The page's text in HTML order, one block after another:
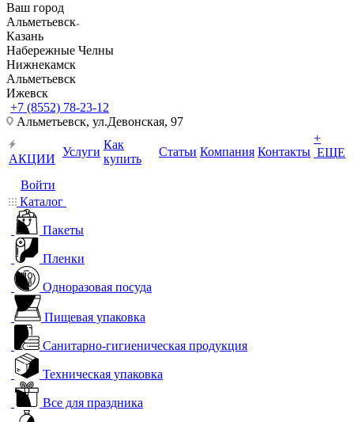
Ваш город
Альметьевск
Казань
Набережные Челны
Нижнекамск
Альметьевск
Ижевск
+7 (8552) 78-23-12
Альметьевск, ​ул.Девонская, 97
АКЦИИ
Услуги
Как
купить
Статьи Компания Контакты
+
ЕЩЕ
Войти
Каталог
Пакеты
Пленки
Одноразовая посуда
Пищевая упаковка
Санитарно-гигиеническая продукция
Техническая упаковка
Все для праздника